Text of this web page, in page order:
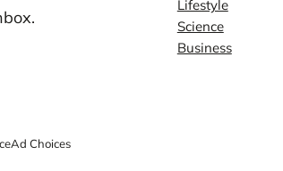
Lifestyle
Science
Business
Ad Choices